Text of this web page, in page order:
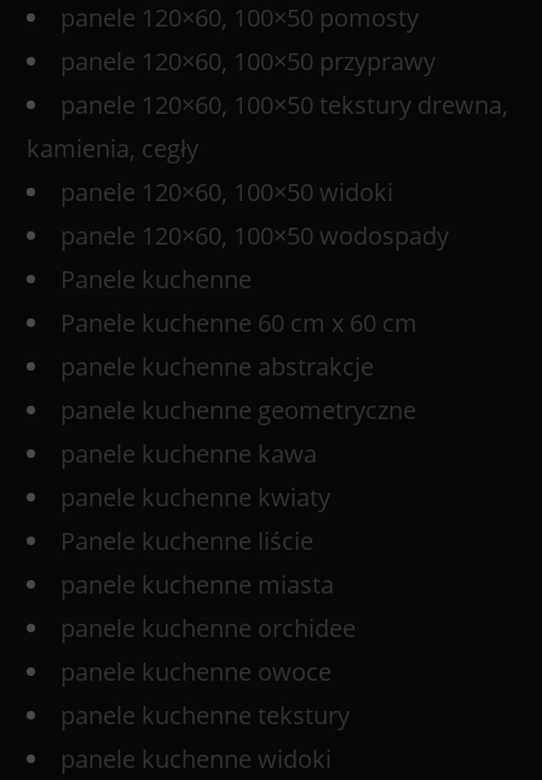
panele 120×60, 100×50 pomosty
panele 120×60, 100×50 przyprawy
panele 120×60, 100×50 tekstury drewna,
kamienia, cegły
panele 120×60, 100×50 widoki
panele 120×60, 100×50 wodospady
Panele kuchenne
Panele kuchenne 60 cm x 60 cm
panele kuchenne abstrakcje
panele kuchenne geometryczne
panele kuchenne kawa
panele kuchenne kwiaty
Panele kuchenne liście
panele kuchenne miasta
panele kuchenne orchidee
panele kuchenne owoce
panele kuchenne tekstury
panele kuchenne widoki